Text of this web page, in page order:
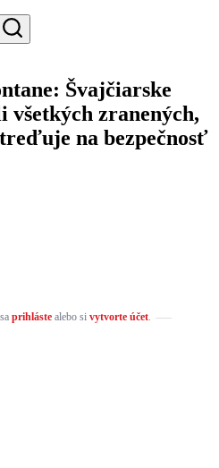
Search
Švajčiarske
zranených,
na bezpečnosť
prihlástealebo si vytvorte účet.